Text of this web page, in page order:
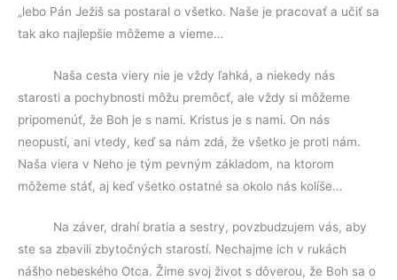
„lebo Pán Ježiš sa postaral o všetko. Naše je pracovať a učiť sa
tak ako najlepšie môžeme a vieme…
Naša cesta viery nie je vždy ľahká, a niekedy nás
starosti a pochybnosti môžu premôcť, ale vždy si môžeme
pripomenúť, že Boh je s nami. Kristus je s nami. On nás
neopustí, ani vtedy, keď sa nám zdá, že všetko je proti nám.
Naša viera v Neho je tým pevným základom, na ktorom
môžeme stáť, aj keď všetko ostatné sa okolo nás kolíše…
Na záver, drahí bratia a sestry, povzbudzujem vás, aby
ste sa zbavili zbytočných starostí. Nechajme ich v rukách
nášho nebeského Otca. Žime svoj život s dôverou, že Boh sa o